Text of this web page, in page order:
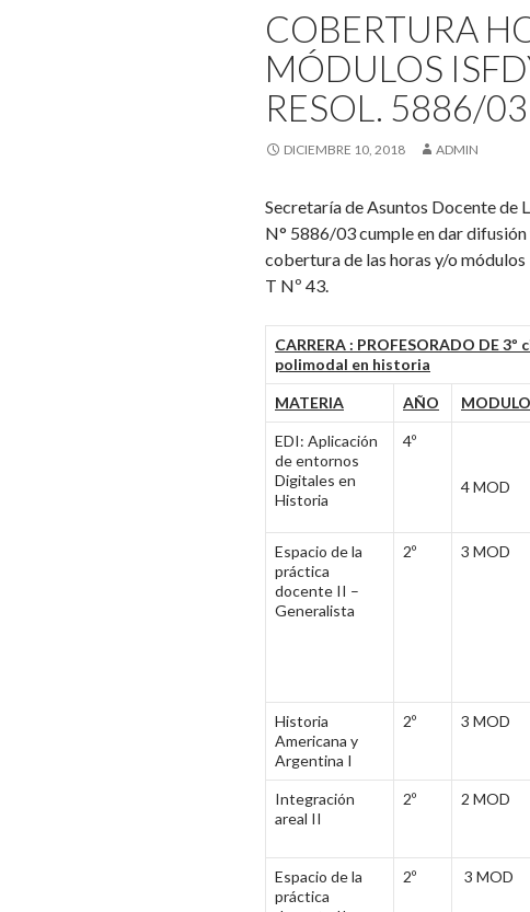
COBERTURA
MÓDULOS
RESOL. 5886/03
DICIEMBRE 10, 2018 ADMIN
Secretaría de Asuntos Docente de
N° 5886/03 cumple en dar
cobertura de las horas y/o
T Nº 43.
CARRERA : PROFESORADO DE
polimodal en historia
MATERIA AÑO
EDI: Aplicación
de entornos
Digitales en
Historia
4º
4 MOD
Espacio de la
práctica
docente II –
Generalista
2º 3 MOD
Historia
Americana y
Argentina I
2º 3 MOD
Integración
areal II
2º 2 MOD
Espacio de la
práctica
2º 3 MOD